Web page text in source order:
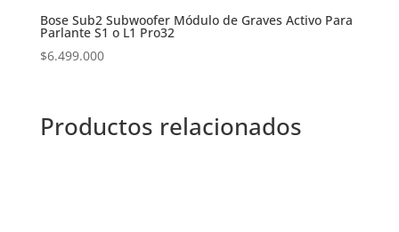
Bose Sub2 Subwoofer Módulo de Graves Activo Para
Parlante S1 o L1 Pro32
$6.499.000
Productos relacionados